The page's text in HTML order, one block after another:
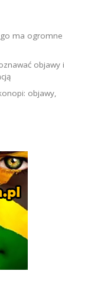
ma ogromne
objawy i
objawy,